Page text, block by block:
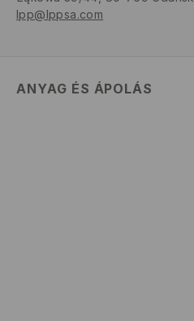
lpp@lppsa.com
ANYAG ÉS ÁPOLÁS